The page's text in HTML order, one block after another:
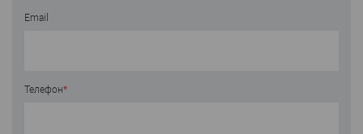
Email
Телефон*